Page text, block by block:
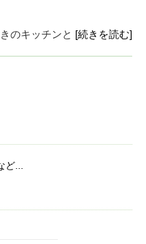
のキッチンと [続きを読む]
...